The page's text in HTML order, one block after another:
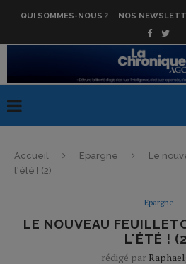
QUI SOMMES-NOUS ? NOS
Accueil Epargne
Le
l'été ! (2)
Epargne
LE NOUVEAU
L'ÉTÉ !
rédigé par